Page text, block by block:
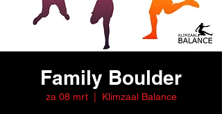
Family Boulder
za 08 mrt
  |
Klimzaal Balance